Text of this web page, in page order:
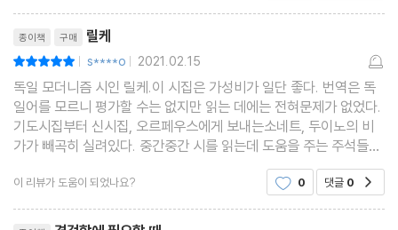
종이책 구매 릴케
| s****o | 2021.02.15
독일 모더니즘 시인 릴케.이 시집은 가성비가 일단 좋다. 번역은 독
일어를 모르니 평가할 수는 없지만 읽는 데에는 전혀문제가 없었다.
기도시집부터 신시집, 오르페우스에게 보내는소네트, 두이노의 비
가가 빼곡히 실려있다. 중간중간 시를 읽는데 도움을 주는 주석들도
있다. 주석이 과하지 않고 적절하다.릴케의 두이노 비가는 매우 난해
하지만 대표작으로 꼽히는 이유가 이해될 정도
이 리뷰가 도움이 되었나요? 0 댓글 0